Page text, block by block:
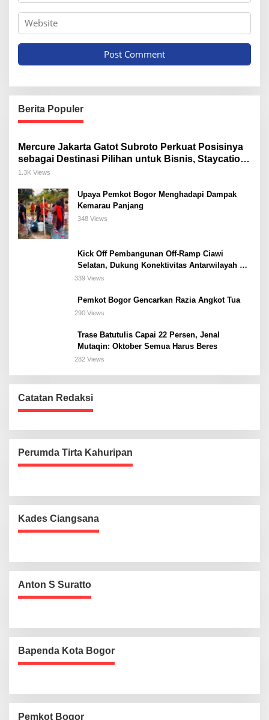
Berita Populer
Mercure Jakarta Gatot Subroto Perkuat Posisinya
sebagai Destinasi Pilihan untuk Bisnis, Staycation,
Meeting, dan Kuliner di Jakarta Selatan
1.3K Views
Upaya Pemkot Bogor Menghadapi Dampak
Kemarau Panjang
348 Views
Kick Off Pembangunan Off-Ramp Ciawi
Selatan, Dukung Konektivitas Antarwilayah di
Bogor Selatan
339 Views
Pemkot Bogor Gencarkan Razia Angkot Tua
290 Views
Trase Batutulis Capai 22 Persen, Jenal
Mutaqin: Oktober Semua Harus Beres
282 Views
Catatan Redaksi
Perumda Tirta Kahuripan
Kades Ciangsana
Anton S Suratto
Bapenda Kota Bogor
Pemkot Bogor